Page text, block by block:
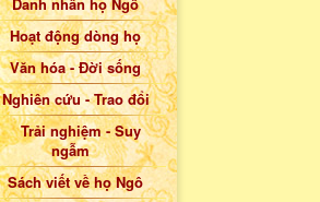
Hoạt động dòng họ
Văn hóa - Đời sống
Nghiên cứu - Trao đổi
Trải nghiệm - Suy
ngẫm
Sách viết về họ Ngô